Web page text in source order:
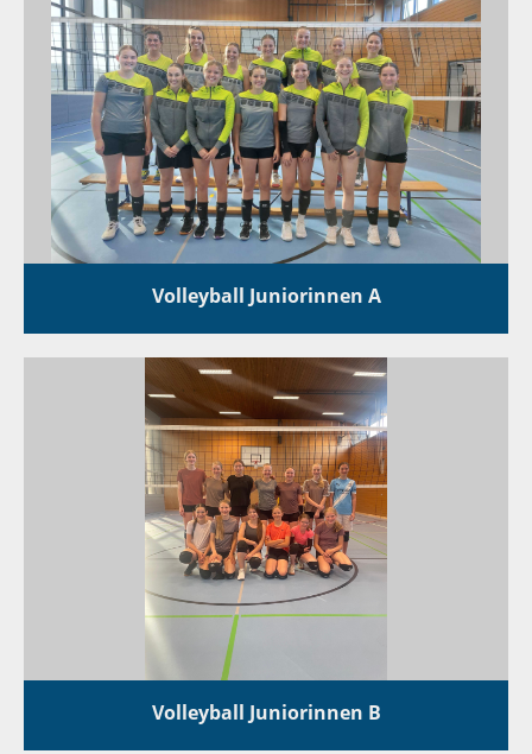
Volleyball Juniorinnen A
Volleyball Juniorinnen B